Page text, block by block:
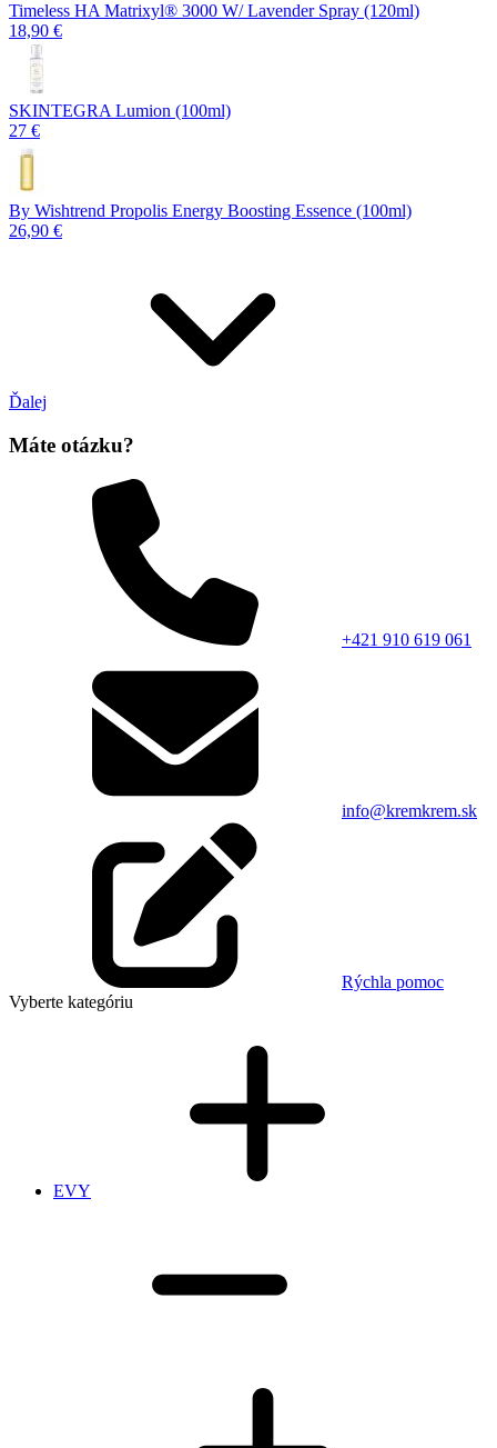
Timeless HA Matrixyl®️ 3000 W/ Lavender Spray (120ml)
18,90 €
SKINTEGRA Lumion (100ml)
27 €
By Wishtrend Propolis Energy Boosting Essence (100ml)
26,90 €
Ďalej
Máte otázku?
+421 910 619 061
info@kremkrem.sk
Rýchla pomoc
Vyberte kategóriu
EVY